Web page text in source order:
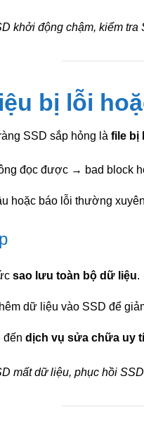
khởi động chậm, kiểm tra
bị lỗi
SSD sắp hỏng làfile bị
đọc được → bad block
hoặc báo lỗi thường
sao lưu toàn bộ dữ liệu.
dữ liệu vào SSD để
đếndịch vụ sửa chữa uy
mất dữ liệu, phục hồi